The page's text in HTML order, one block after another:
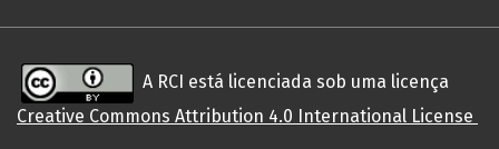
A RCI está licenciada sob uma licença
Creative Commons Attribution 4.0 International License